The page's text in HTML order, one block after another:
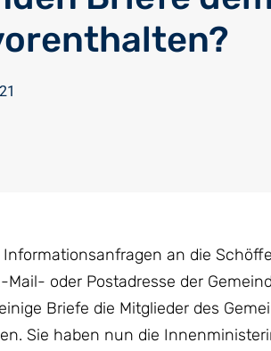
an die
oder Postadresse der
Briefe die Mitglieder des
Sie haben nun die